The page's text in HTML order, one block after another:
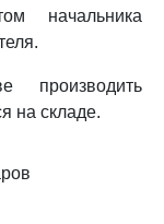
начальника
производить
на складе.